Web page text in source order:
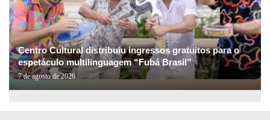
Centro Cultural distribuiu ingressos gratuitos para o
espetáculo multilinguagem “Fubá Brasil”
7 de agosto de 2026